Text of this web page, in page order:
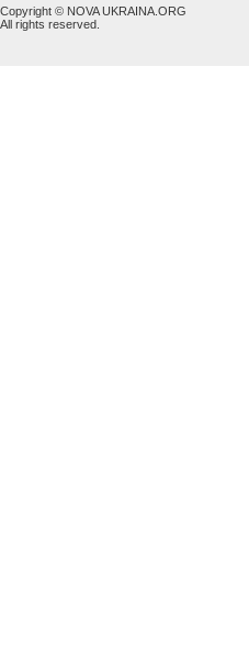
Copyright © NOVA UKRAINA.ORG
All rights reserved.